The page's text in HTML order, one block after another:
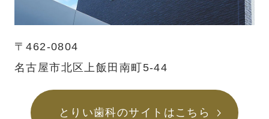
〒462-0804
名古屋市北区上飯田南町5-44
とりい歯科のサイトはこちら